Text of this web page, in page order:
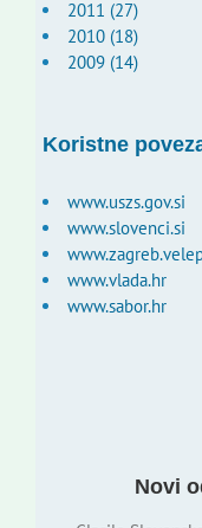
2011 (27)
2010 (18)
2009 (14)
Koristne
www.uszs.gov.si
www.slovenci.si
www.vlada.hr
www.sabor.hr
Novi